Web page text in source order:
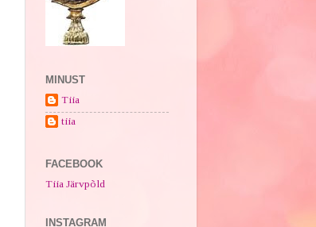
MINUST
Tiia
tiia
FACEBOOK
Tiia Järvpõld
INSTAGRAM